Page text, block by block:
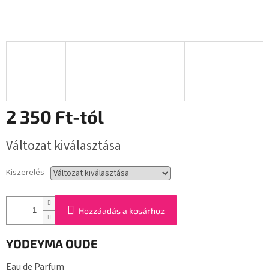
2 350 Ft-tól
Változat kiválasztása
Kiszerelés
Hozzáadás a kosárhoz
YODEYMA OUDE
Eau de Parfum